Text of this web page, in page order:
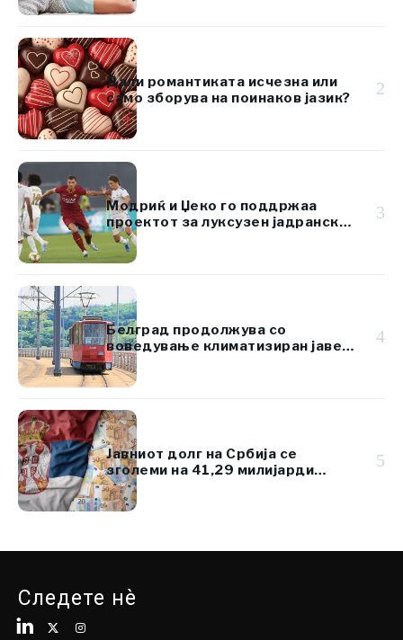
Дали романтиката исчезна или
само зборува на поинаков јазик?
2
Модриќ и Џеко го поддржаа
проектот за луксузен јадрански
ресорт вреден 920 милиони
евра
3
Белград продолжува со
воведување климатизиран јавен
превоз
4
Јавниот долг на Србија се
зголеми на 41,29 милијарди
евра, но остана под 45% од БДП
5
Следете нè